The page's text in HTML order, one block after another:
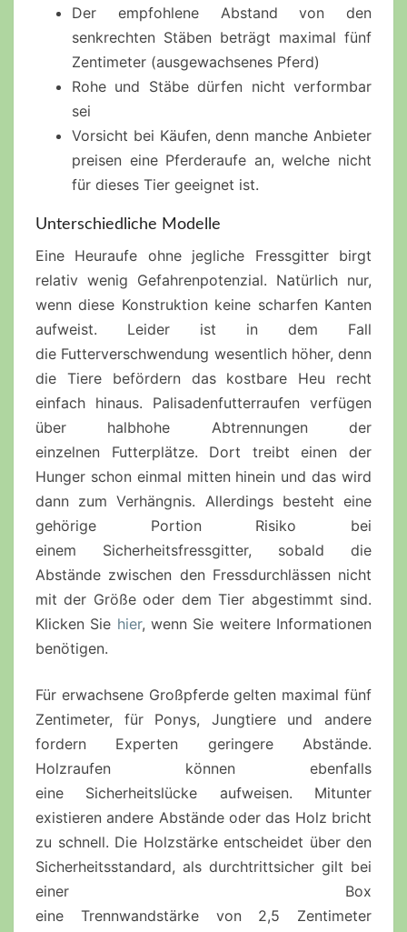
Der empfohlene Abstand von den
senkrechten Stäben beträgt maximal fünf
Zentimeter (ausgewachsenes Pferd)
Rohe und Stäbe dürfen nicht verformbar
sei
Vorsicht bei Käufen, denn manche Anbieter
preisen eine Pferderaufe an, welche nicht
für dieses Tier geeignet ist.
Unterschiedliche Modelle
Eine Heuraufe ohne jegliche Fressgitterbirgt
relativ wenig Gefahrenpotenzial. Natürlich nur,
wenn diese Konstruktion keine scharfen Kanten
aufweist. Leider ist in dem Fall
die Futterverschwendung wesentlich höher, denn
die Tiere befördern das kostbare Heu recht
einfach hinaus. Palisadenfutterraufen verfügen
über halbhohe Abtrennungen der
einzelnen Futterplätze. Dort treibt einen der
Hunger schon einmal mitten hinein und das wird
dann zum Verhängnis. Allerdings besteht eine
gehörige Portion Risiko bei
einem Sicherheitsfressgitter, sobald die
Abstände zwischen den Fressdurchlässen nicht
mit der Größe oder dem Tier abgestimmt sind.
Klicken Sie hier, wenn Sie weitere Informationen
benötigen.
Für erwachsene Großpferdegelten maximal fünf
Zentimeter, für Ponys, Jungtiere und andere
fordern Experten geringere Abstände.
Holzraufen können ebenfalls
eine Sicherheitslücke aufweisen. Mitunter
existieren andere Abstände oder das Holz bricht
zu schnell. Die Holzstärkeentscheidet über den
Sicherheitsstandard, als durchtrittsicher gilt bei
einer Box
eine Trennwandstärkevon 2,5 Zentimeter